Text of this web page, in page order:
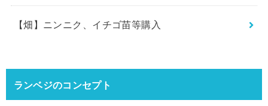
【畑】ニンニク、イチゴ苗等購入
ランベジのコンセプト